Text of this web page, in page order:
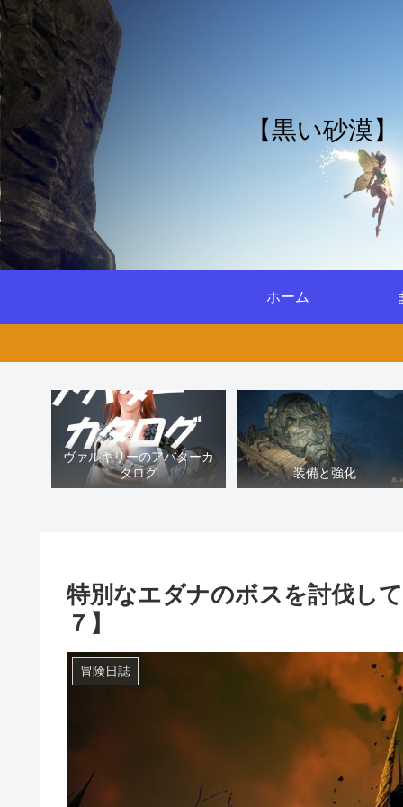
【黒い砂漠
ホーム
ヴァルキリーのアバターカ
タログ
装備と強化
特別なエダナのボスを討伐し
７】
冒険日誌